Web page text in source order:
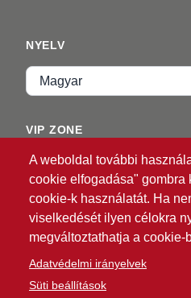
A weboldal további
cookie elfogadása" gombra
cookie-k használatát. Ha
viselkedését ilyen célokra
megváltoztathatja a cookie-
Adatvédelmi irányelvek
Süti beállítások
NYELV
Nyelv
VIP ZONE
© 2026 ATG®Intelligent